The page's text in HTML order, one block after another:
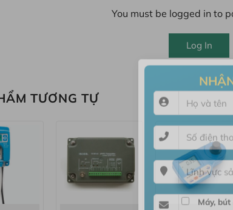
You must be logged in to
Log In
TƯƠNG TỰ